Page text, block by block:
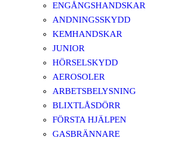
ENGÅNGSHANDSKAR
ANDNINGSSKYDD
KEMHANDSKAR
JUNIOR
HÖRSELSKYDD
AEROSOLER
ARBETSBELYSNING
BLIXTLÅSDÖRR
FÖRSTA HJÄLPEN
GASBRÄNNARE